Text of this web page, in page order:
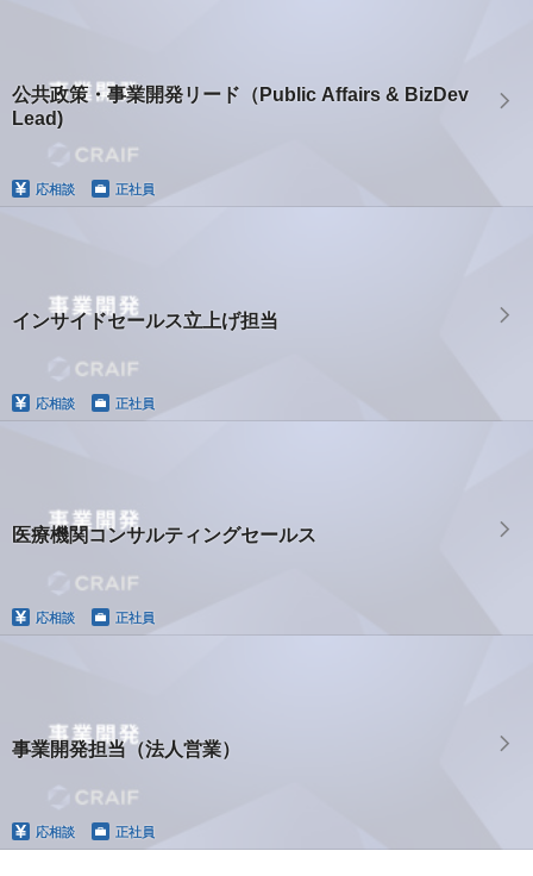
公共政策・事業開発リード（Public Affairs & BizDev
Lead)
応相談 正社員
インサイドセールス立上げ担当
応相談 正社員
医療機関コンサルティングセールス
応相談 正社員
事業開発担当（法人営業）
応相談 正社員